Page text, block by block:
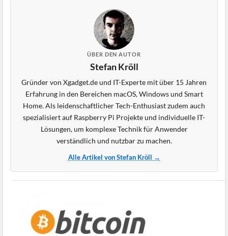
ÜBER DEN AUTOR
Stefan Kröll
Gründer von Xgadget.de und IT-Experte mit über 15 Jahren
Erfahrung in den Bereichen macOS, Windows und Smart
Home. Als leidenschaftlicher Tech-Enthusiast zudem auch
spezialisiert auf Raspberry Pi Projekte und individuelle IT-
Lösungen, um komplexe Technik für Anwender
verständlich und nutzbar zu machen.
Alle Artikel von Stefan Kröll →